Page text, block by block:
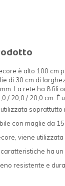
è alto 100 cm
di 30 cm di
La rete ha 8 fili
/ 20,0 / 20,0 cm. È
con maglie da
viene
ha
resistente e dura